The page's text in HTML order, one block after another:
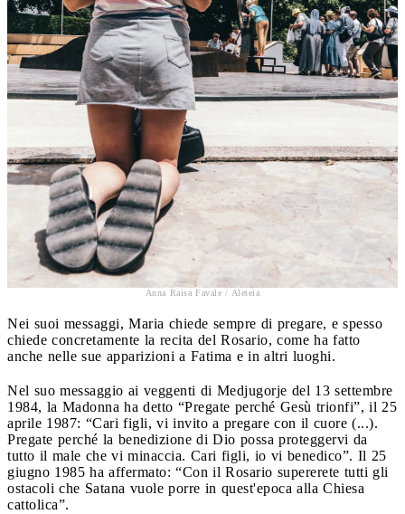
Anna Raisa Favale / Aleteia
Nei suoi messaggi, Maria chiede sempre di pregare, e spesso
chiede concretamente la recita del Rosario, come ha fatto
anche nelle sue apparizioni a Fatima e in altri luoghi.
Nel suo messaggio ai veggenti di Medjugorje del 13 settembre
1984, la Madonna ha detto “Pregate perché Gesù trionfi”, il 25
aprile 1987: “Cari figli, vi invito a pregare con il cuore (...).
Pregate perché la benedizione di Dio possa proteggervi da
tutto il male che vi minaccia. Cari figli, io vi benedico”. Il 25
giugno 1985 ha affermato: “Con il Rosario supererete tutti gli
ostacoli che Satana vuole porre in quest'epoca alla Chiesa
cattolica”.